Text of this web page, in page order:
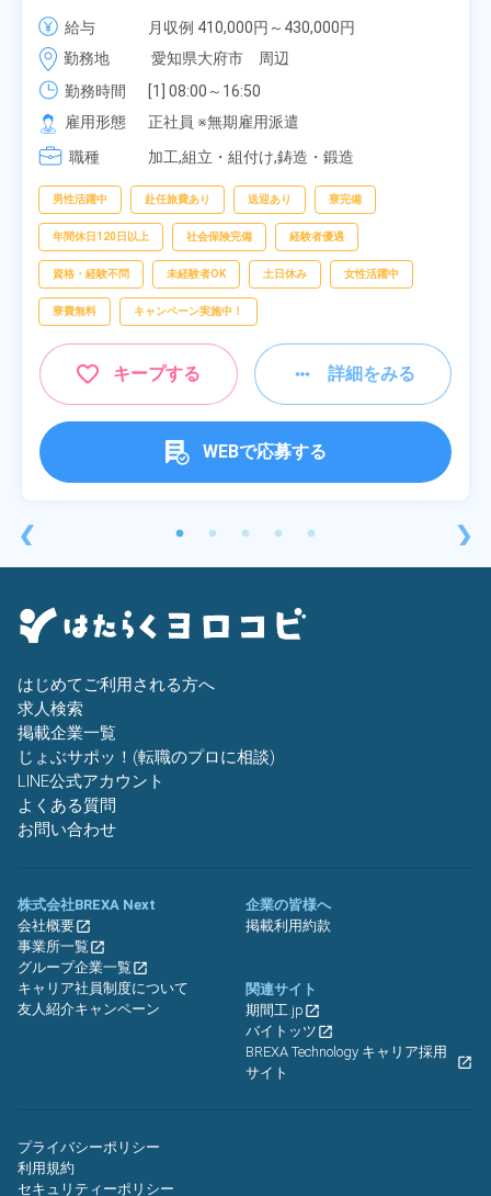
❮
給・業績賞与あり！組立や塗装など自動車製造の各
種作業！《愛知県大府市》
給与
月収例 410,000円～430,000円
月給 277,000円～277,000円
勤務地
愛知県大府市　周辺
勤務時間
[1] 08:00～16:50
[2] 06:25～15:10
[3] 17:05～01:50
雇用形態
正社員 ※無期雇用派遣
職種
加工,組立・組付け,鋳造・鍛造
男性活躍中 赴任旅費あり 送迎あり 寮完備
年間休日120日以上 社会保険完備 経験者優遇
資格・経験不問 未経験者OK 土日休み 女性活躍中
寮費無料 キャンペーン実施中！
キープする 詳細をみる
WEBで応募する
❯
はじめてご利用される方へ
求人検索
掲載企業一覧
じょぶサポッ！(転職のプロに相談)
LINE公式アカウント
よくある質問
お問い合わせ
株式会社BREXA Next
会社概要
事業所一覧
グループ企業一覧
キャリア社員制度について
友人紹介キャンペーン
企業の皆様へ
掲載利用約款
関連サイト
期間工.jp
バイトッツ
BREXA Technology キャリア採用
サイト
プライバシーポリシー
利用規約
セキュリティーポリシー